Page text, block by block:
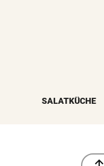
SALATKÜCHE